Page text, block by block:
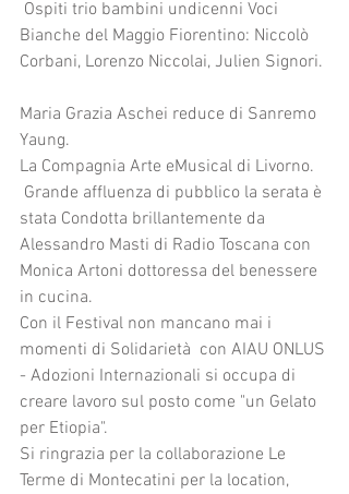
Bianche del Maggio Fiorentino: Niccolò
Corbani, Lorenzo Niccolai, Julien Signori.
Maria Grazia Aschei reduce di Sanremo
Yaung.
La Compagnia Arte eMusical di Livorno.
stata Condotta brillantemente da
Alessandro Masti di Radio Toscana con
Monica Artoni dottoressa del benessere
in cucina.
Con il Festival non mancano mai i
momenti di Solidarietà  con AIAU ONLUS
- Adozioni Internazionali si occupa di
creare lavoro sul posto come "un Gelato
per Etiopia".
Si ringrazia per la collaborazione Le
Terme di Montecatini per la location,